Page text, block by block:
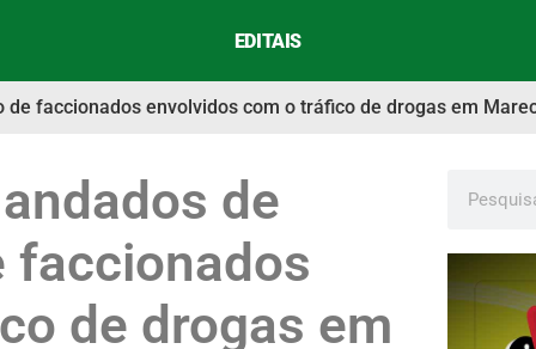
EDITAIS
faccionados envolvidos com o tráfico de drogas em
de
faccionados
de drogas em